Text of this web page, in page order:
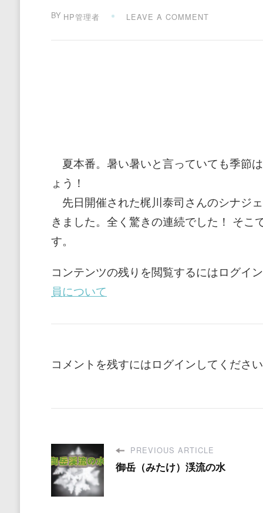
BY HP管理者 LEAVE A COMMENTON
と
夏本番。暑い暑いと言っていても季節
ょう！
先日開催された梶川泰司さんのシナジ
きました。全く驚きの連続でした！ そ
す。
コンテンツの残りを閲覧するにはログイ
員について
コメントを残すにはログインしてくださ
PREVIOUS ARTICLE
御岳（みたけ）渓流の水